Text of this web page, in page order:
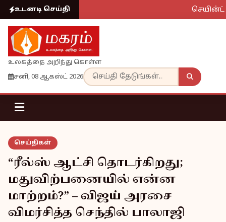
உடனடி செய்தி செயின்ட்
உலகத்தை அறிந்து கொள்ள
சனி, 08 ஆகஸ்ட் 2026
செய்திகள்
“ரீல்ஸ் ஆட்சி தொடர்கிறது;
மதுவிற்பனையில் என்ன
மாற்றம்?” – விஜய் அரசை
விமர்சித்த செந்தில் பாலாஜி